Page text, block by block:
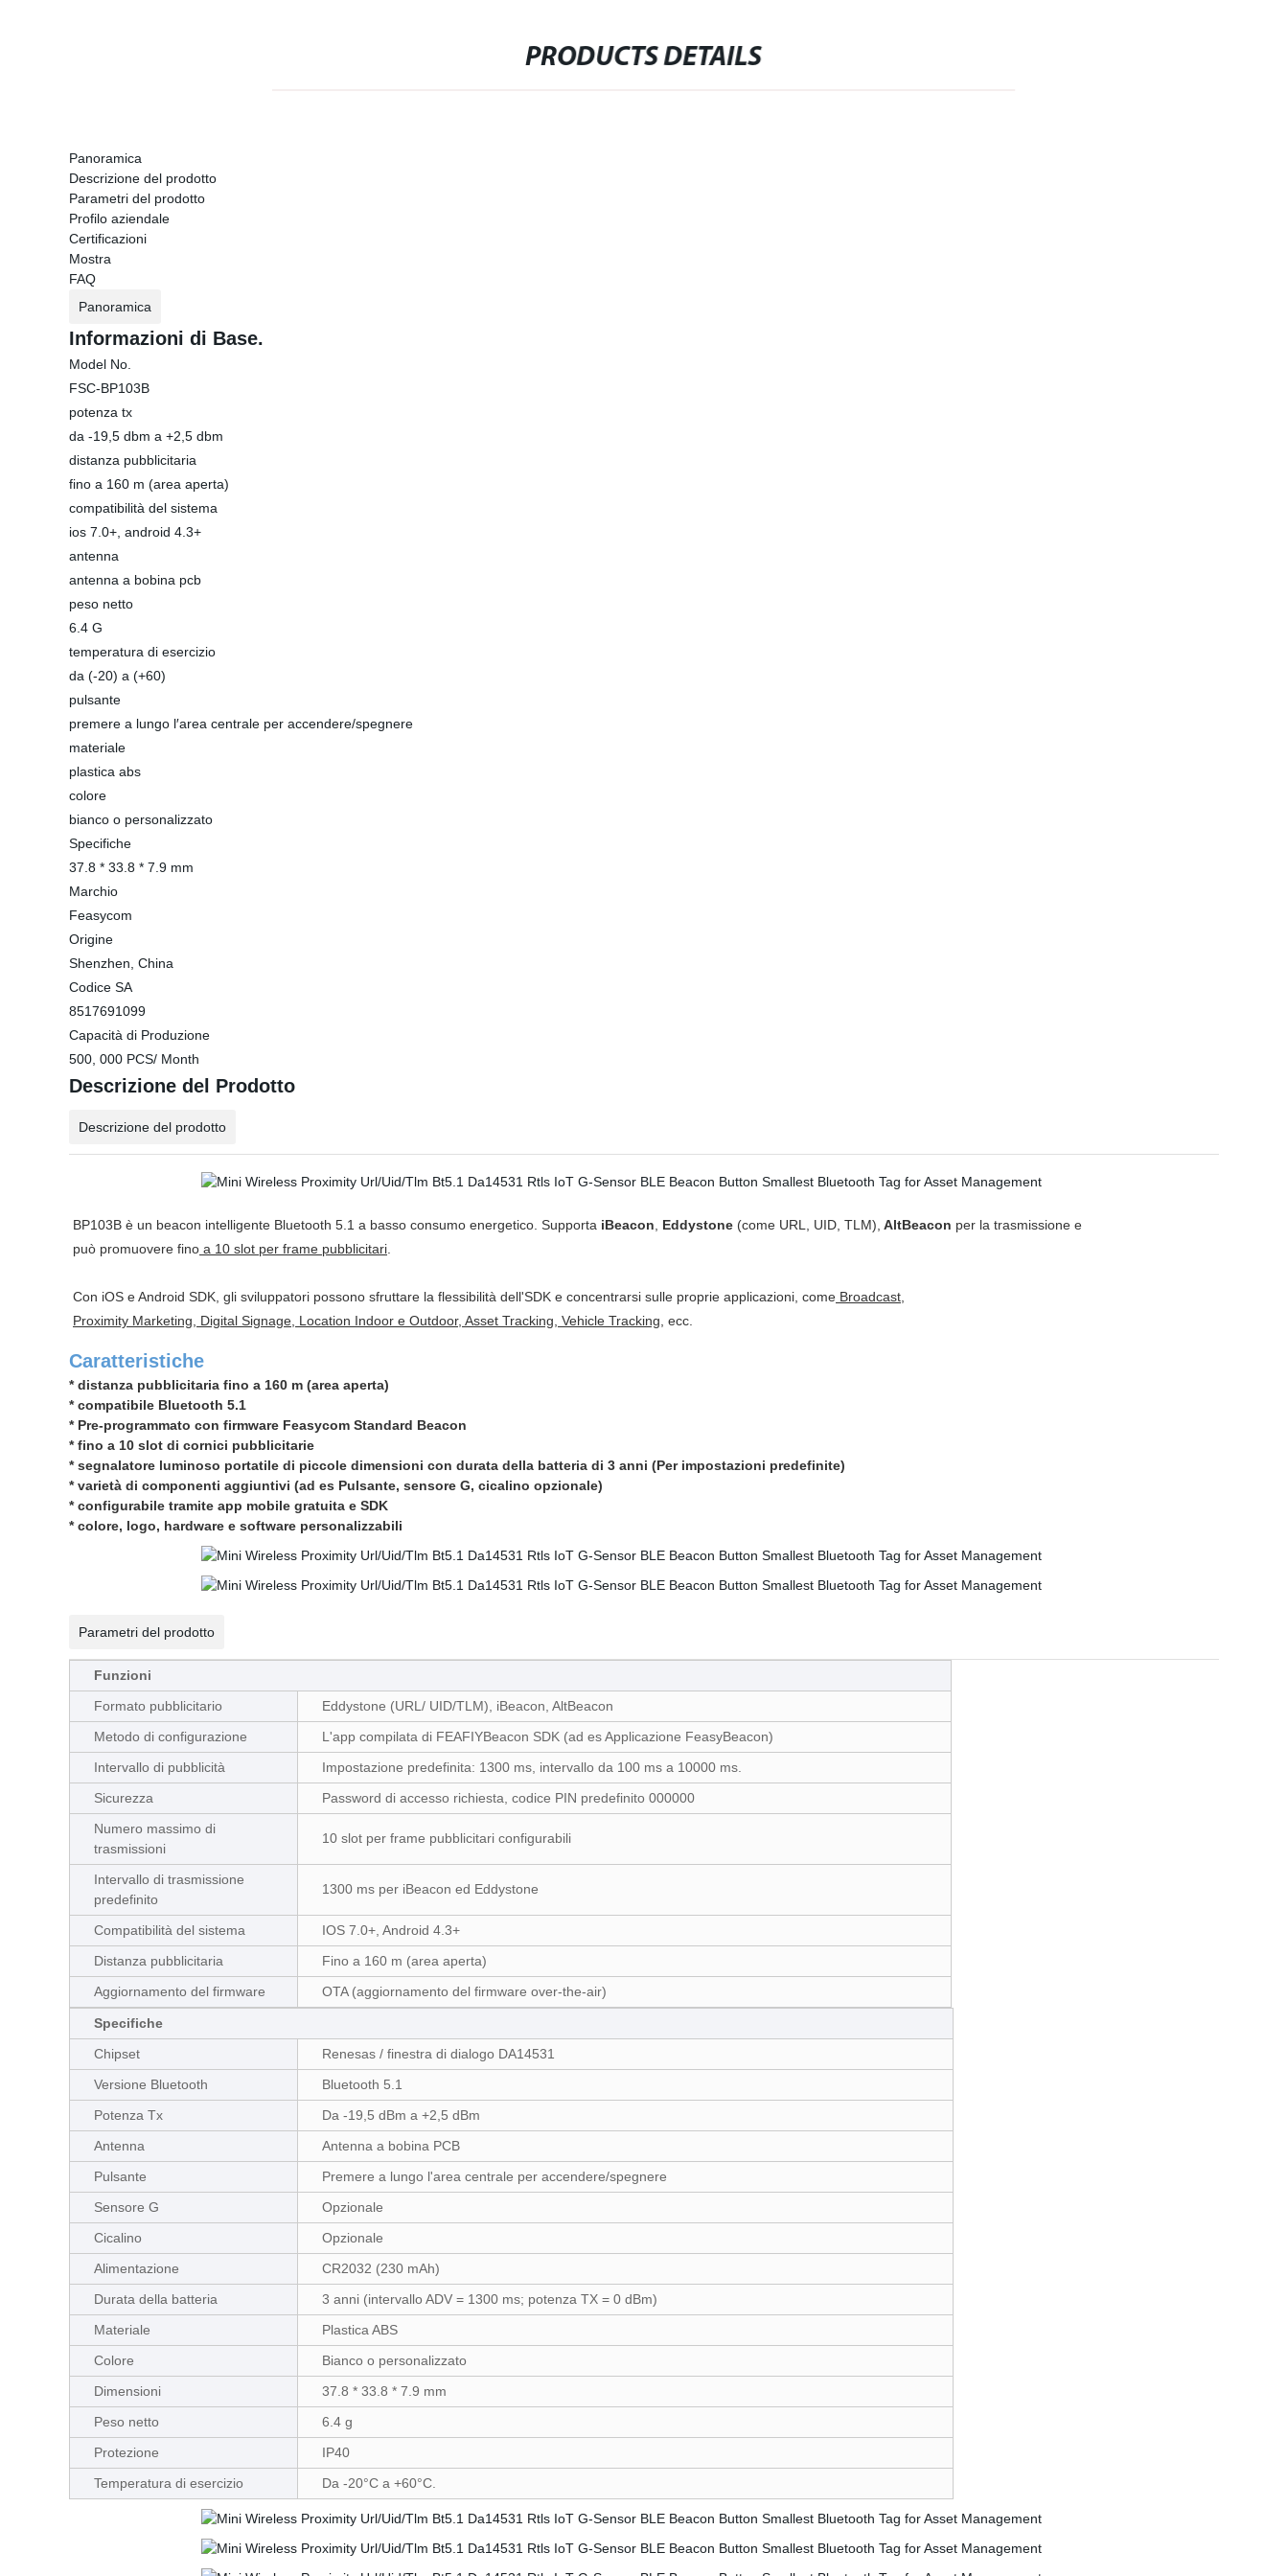
PRODUCTS DETAILS
Panoramica
Descrizione del prodotto
Parametri del prodotto
Profilo aziendale
Certificazioni
Mostra
FAQ
Panoramica
Informazioni di Base.
Model No.
FSC-BP103B
potenza tx
da -19,5 dbm a +2,5 dbm
distanza pubblicitaria
fino a 160 m (area aperta)
compatibilità del sistema
ios 7.0+, android 4.3+
antenna
antenna a bobina pcb
peso netto
6.4 G
temperatura di esercizio
da (-20) a (+60)
pulsante
premere a lungo l′area centrale per accendere/spegnere
materiale
plastica abs
colore
bianco o personalizzato
Specifiche
37.8 * 33.8 * 7.9 mm
Marchio
Feasycom
Origine
Shenzhen, China
Codice SA
8517691099
Capacità di Produzione
500, 000 PCS/ Month
Descrizione del Prodotto
Descrizione del prodotto
BP103B è un beacon intelligente Bluetooth 5.1 a basso consumo energetico. Supporta iBeacon Eddystone (come URL, UID, TLM), AltBeacon per la trasmissione e
può promuovere fino a 10 slot per frame pubblicitari
Con iOS e Android SDK, gli sviluppatori possono sfruttare la flessibilità dell'SDK e concentrarsi sulle proprie applicazioni, come Broadcast
Proximity Marketing
Digital Signage Location Indoor e Outdoor, Asset Tracking Vehicle Tracking , ecc.
Caratteristiche
* distanza pubblicitaria fino a 160 m (area aperta)
* compatibile Bluetooth 5.1
* Pre-programmato con firmware Feasycom Standard Beacon
* fino a 10 slot di cornici pubblicitarie
* segnalatore luminoso portatile di piccole dimensioni con durata della batteria di 3 anni (Per impostazioni predefinite)
* varietà di componenti aggiuntivi (ad es Pulsante, sensore G, cicalino opzionale)
* configurabile tramite app mobile gratuita e SDK
* colore, logo, hardware e software personalizzabili
Parametri del prodotto
Funzioni
Formato pubblicitario
Eddystone (URL/ UID/TLM), iBeacon, AltBeacon
Metodo di configurazione
L'app compilata di FEAFIYBeacon SDK (ad es Applicazione FeasyBeacon)
Intervallo di pubblicità
Impostazione predefinita: 1300 ms, intervallo da 100 ms a 10000 ms.
Sicurezza
Password di accesso richiesta, codice PIN predefinito 000000
Numero massimo di
trasmissioni
10 slot per frame pubblicitari configurabili
Intervallo di trasmissione
predefinito
1300 ms per iBeacon ed Eddystone
Compatibilità del sistema
IOS 7.0+, Android 4.3+
Distanza pubblicitaria
Fino a 160 m (area aperta)
Aggiornamento del firmware
OTA (aggiornamento del firmware over-the-air)
Specifiche
Chipset
Renesas / finestra di dialogo DA14531
Versione Bluetooth
Bluetooth 5.1
Potenza Tx
Da -19,5 dBm a +2,5 dBm
Antenna
Antenna a bobina PCB
Pulsante
Premere a lungo l'area centrale per accendere/spegnere
Sensore G
Opzionale
Cicalino
Opzionale
Alimentazione
CR2032 (230 mAh)
Durata della batteria
3 anni (intervallo ADV = 1300 ms; potenza TX = 0 dBm)
Materiale
Plastica ABS
Colore
Bianco o personalizzato
Dimensioni
37.8 * 33.8 * 7.9 mm
Peso netto
6.4 g
Protezione
IP40
Temperatura di esercizio
Da -20°C a +60°C.